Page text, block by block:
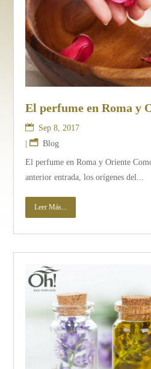
El perfume en Roma y
Sep 8, 2017
|
Blog
El perfume en Roma y Oriente
anterior entrada, los orígenes del...
Leer Más...